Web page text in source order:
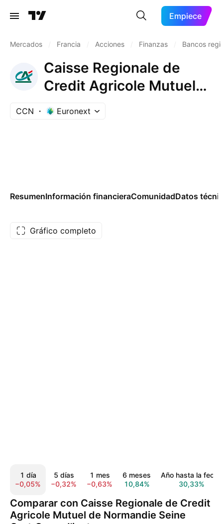
Empiece
Mercados Francia Acciones Finanzas Bancos
Caisse Regionale de
Credit Agricole Mutuel
de Normandie Seine
CCN Euronext
ResumenInformación financieraComunidadDatos
Gráfico completo
1 día
−0,05%
5 días
−0,32%
1 mes
−0,63%
6 meses
10,84%
Año hasta la fecha
30,33%
Comparar con Caisse Regionale de Credit
Agricole Mutuel de Normandie Seine